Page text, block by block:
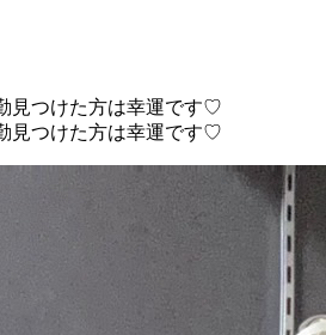
見つけた方は幸運です♡
見つけた方は幸運です♡